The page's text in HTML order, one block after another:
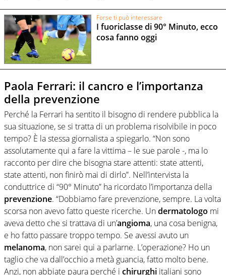
Forse ti può interessare
I fuoriclasse di 90° Minuto, ecco
cosa fanno oggi
Paola Ferrari: il cancro e l’importanza
della prevenzione
Perché la Ferrari ha sentito il bisogno di rendere pubblica la
sua situazione, se si tratta di un problema risolvibile in poco
tempo? È la stessa giornalista a spiegarlo. “Non sono
assolutamente qui a fare la vittima – le sue parole -, ma lo
racconto per dire che bisogna stare attenti: state attenti,
state attenti, non finirò mai di dirlo”. Nell’intervista la
conduttrice di “90° Minuto” ha ricordato l’importanza della
prevenzione. “Dobbiamo fare prevenzione, sempre. La volta
scorsa non avevo fatto queste ricerche. Undermatologo mi
aveva detto che si trattava di un’angioma, una cosa benigna,
e ho fatto passare troppo tempo. Se avessi avuto un
melanoma, non sarei qui a parlarne. L’operazione? Ho un
taglio che va dall’occhio a metà guancia, fatto molto bene.
Anzi, non abbiate paura perché i chirurghi italiani sono